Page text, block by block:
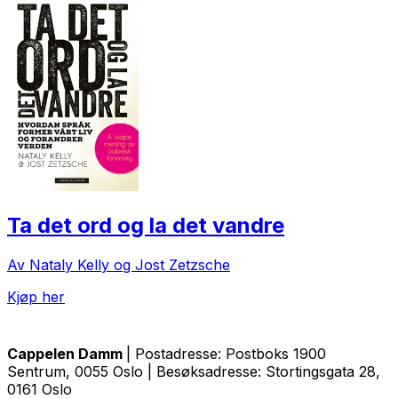
Ta det ord og la det vandre
Av Nataly Kelly og Jost Zetzsche
Kjøp her
Cappelen Damm
| Postadresse: Postboks 1900
Sentrum, 0055 Oslo | Besøksadresse: Stortingsgata 28,
0161 Oslo